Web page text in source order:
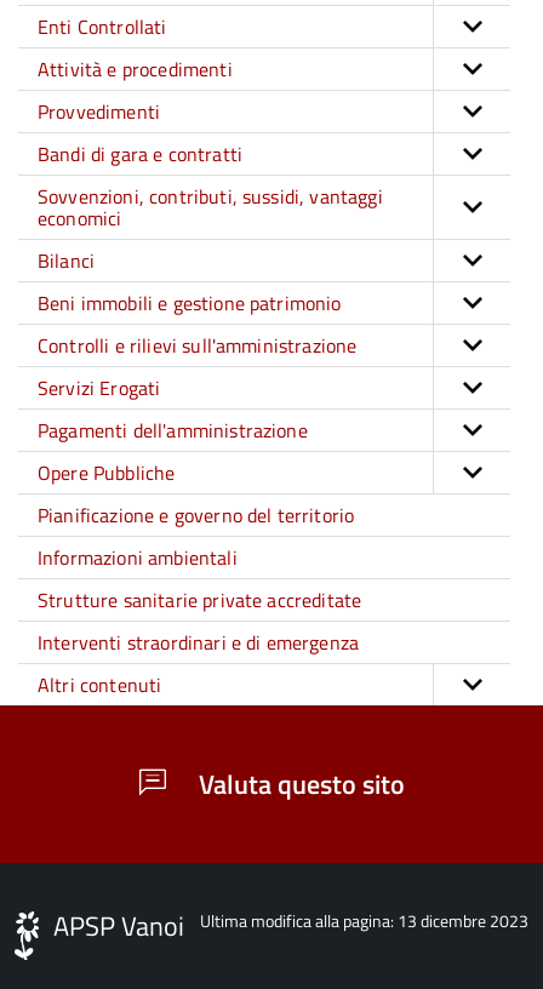
Enti Controllati
Attività e procedimenti
Provvedimenti
Bandi di gara e contratti
Sovvenzioni, contributi, sussidi, vantaggi
economici
Bilanci
Beni immobili e gestione patrimonio
Controlli e rilievi sull'amministrazione
Servizi Erogati
Pagamenti dell'amministrazione
Opere Pubbliche
Pianificazione e governo del territorio
Informazioni ambientali
Strutture sanitarie private accreditate
Interventi straordinari e di emergenza
Altri contenuti
Valuta questo sito
Ultima modifica alla pagina: 13 dicembre 2023
APSP Vanoi